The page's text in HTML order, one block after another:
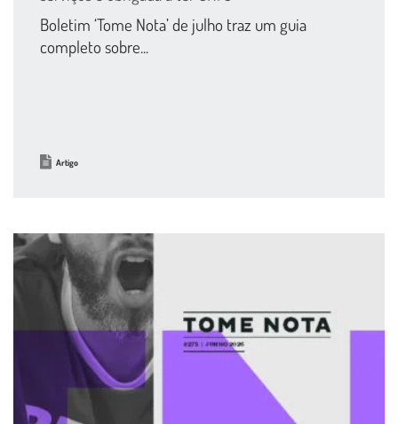
Boletim ‘Tome Nota’ de julho traz um guia
completo sobre...
Artigo